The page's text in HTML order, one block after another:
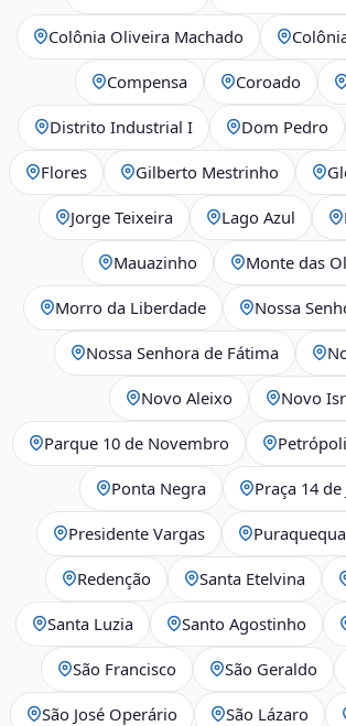
Colônia Oliveira Machado
Compensa Coroado
Distrito Industrial I Dom Pedro
Flores Gilberto Mestrinho
Jorge Teixeira Lago Azul
Mauazinho Monte das
Morro da Liberdade Nossa
Nossa Senhora de Fátima
Novo Aleixo Novo
Parque 10 de Novembro
Ponta Negra Praça 14
Presidente Vargas
Redenção Santa Etelvina
Santa Luzia Santo Agostinho
São Francisco São Geraldo
São José Operário São Lázaro